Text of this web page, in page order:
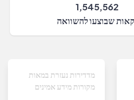
1,545,562
שבוצעו להשוואה
מדדירות נעזרת במאות
מקורות מידע אמינים